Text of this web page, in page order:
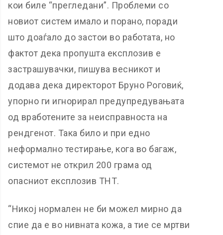
кои биле “прегледани”. Проблеми со
новиот систем имало и порано, поради
што доаѓало до застои во работата, но
фактот дека пропушта експлозив е
застрашувачки, пишува весникот и
додава дека директорот Бруно Роговиќ,
упорно ги игнорирал предупредувањата
од вработените за неисправноста на
рендгенот. Така било и при едно
неформално тестирање, кога во багаж,
системот не открил 200 грама од
опасниот експлозив ТНТ.
“Никој нормален не би можел мирно да
спие да е во нивната кожа, а тие се мртви